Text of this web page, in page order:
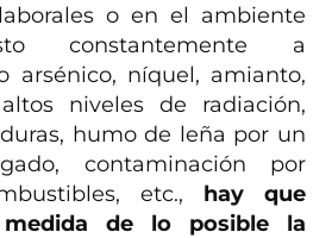
o en el ambiente
constantemente a
arsénico, níquel, amianto,
niveles de radiación,
humo de leña por un
contaminación por
etc., hay que
de lo posible la